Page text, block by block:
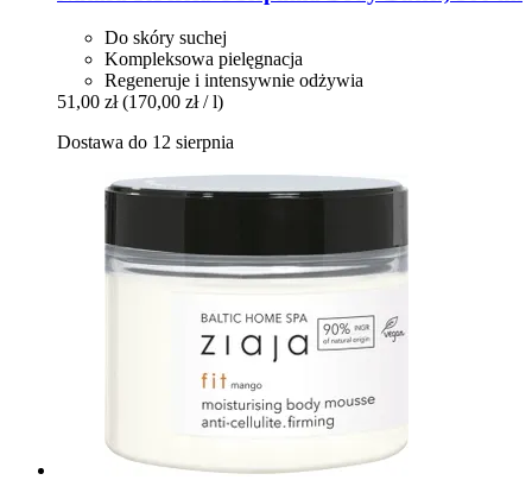
Do skóry suchej
Kompleksowa pielęgnacja
Regeneruje i intensywnie odżywia
51,00 zł (170,00 zł / l)
Dostawa do 12 sierpnia